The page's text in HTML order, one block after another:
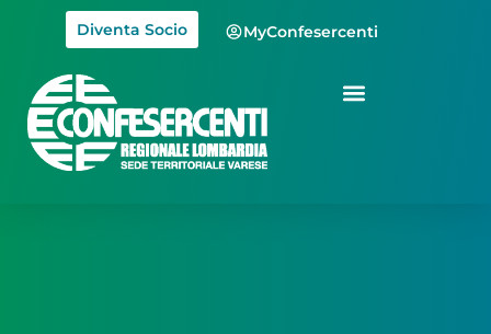
Diventa Socio MyConfesercenti